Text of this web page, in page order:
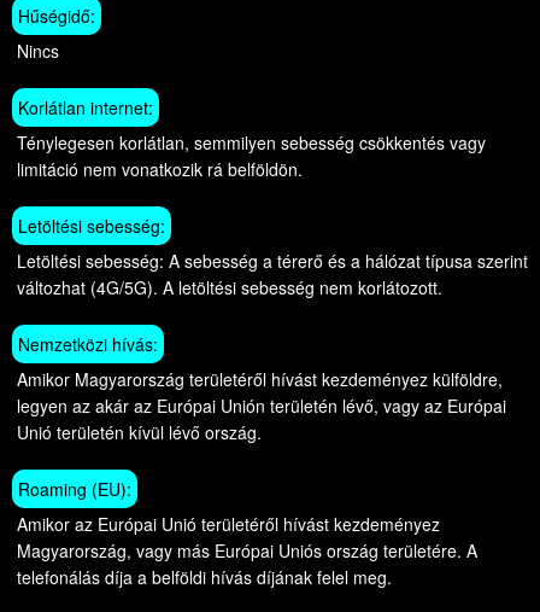
Hűségidő:
Nincs
Korlátlan internet:
Ténylegesen korlátlan, semmilyen sebesség csökkentés vagy
limitáció nem vonatkozik rá belföldön.
Letöltési sebesség:
Letöltési sebesség: A sebesség a térerő és a hálózat típusa szerint
változhat (4G/5G). A letöltési sebesség nem korlátozott.
Nemzetközi hívás:
Amikor Magyarország területéről hívást kezdeményez külföldre,
legyen az akár az Európai Unión területén lévő, vagy az Európai
Unió területén kívül lévő ország.
Roaming (EU):
Amikor az Európai Unió területéről hívást kezdeményez
Magyarország, vagy más Európai Uniós ország területére. A
telefonálás díja a belföldi hívás díjának felel meg.